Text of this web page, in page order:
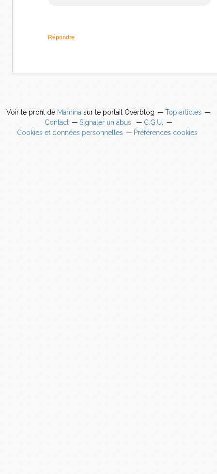
Répondre
Voir le profil de Mamina sur le portail Overblog
Top articles
Contact
Signaler un abus
C.G.U.
Cookies et données personnelles
Préférences cookies